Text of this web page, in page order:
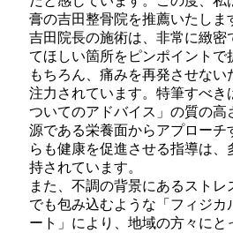
膏の吉田整骨院を推薦いたしま
吉田院長の施術は、非常に緻密
てほしい箇所をピンポイントで
もちろん、痛みを再発させない
注力されています。特筆すべき
ついてのアドバイス」の質の高
源である栄養面からアプローチ
らも健康を促進させる指導は、
持されています。
また、不調の背景にあるストレ
でも包み込むような「フィジカ
ート」により、地域の方々にと